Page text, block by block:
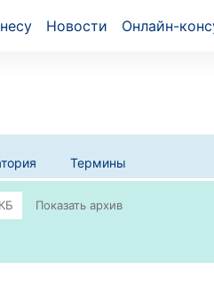
Новости Онлайн-
Термины